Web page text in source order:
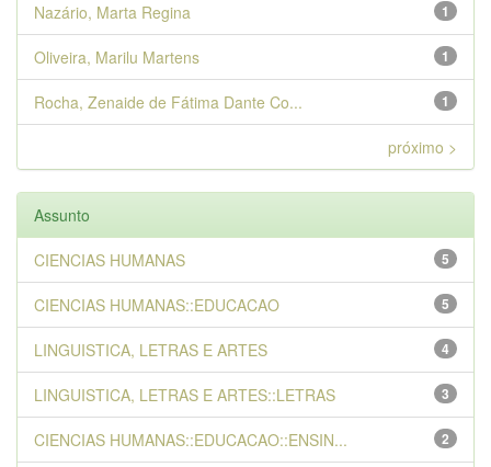
1
Nazário, Marta Regina
1
Oliveira, Marilu Martens
1
Rocha, Zenaide de Fátima Dante Co...
próximo >
Assunto
5
CIENCIAS HUMANAS
5
CIENCIAS HUMANAS::EDUCACAO
4
LINGUISTICA, LETRAS E ARTES
3
LINGUISTICA, LETRAS E ARTES::LETRAS
2
CIENCIAS HUMANAS::EDUCACAO::ENSIN...